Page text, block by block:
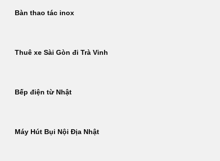
Bàn thao tác inox
Thuê xe Sài Gòn đi Trà Vinh
Bếp điện từ Nhật
Máy Hút Bụi Nội Địa Nhật